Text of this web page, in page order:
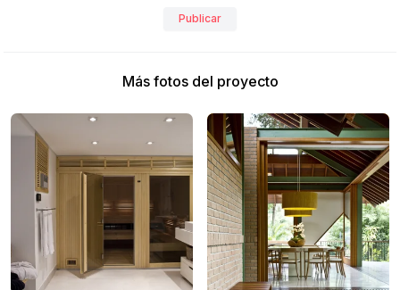
Publicar
Más fotos del proyecto